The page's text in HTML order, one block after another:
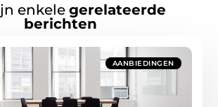
enkele gerelateerde
berichten
AANBIEDINGEN